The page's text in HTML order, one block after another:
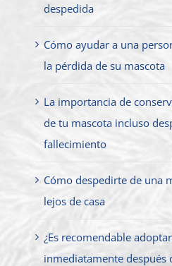
despedida
Cómo ayudar a una
la pérdida de su mascota
La importancia de
de tu mascota incluso
fallecimiento
Cómo despedirte de una
lejos de casa
¿Es recomendable
inmediatamente después